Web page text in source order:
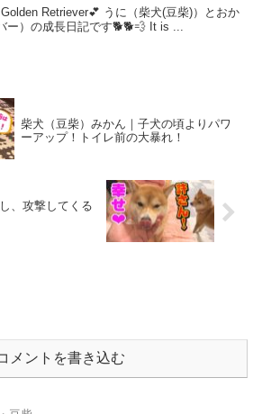
Retriever💕 うに（柴犬(豆柴)）とおか
ー）の成長日記です🐕🐕💨 It is ...
柴犬（豆柴）みかん｜子犬の頃よりパワ
ーアップ！トイレ前の大暴れ！
、攻撃してくる
メントを書き込む